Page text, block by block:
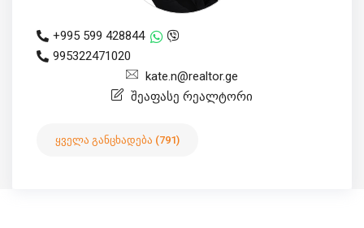
+995 599 428844
995322471020
kate.n@realtor.ge
შეაფასე რეალტორი
ყველა განცხადება (791)